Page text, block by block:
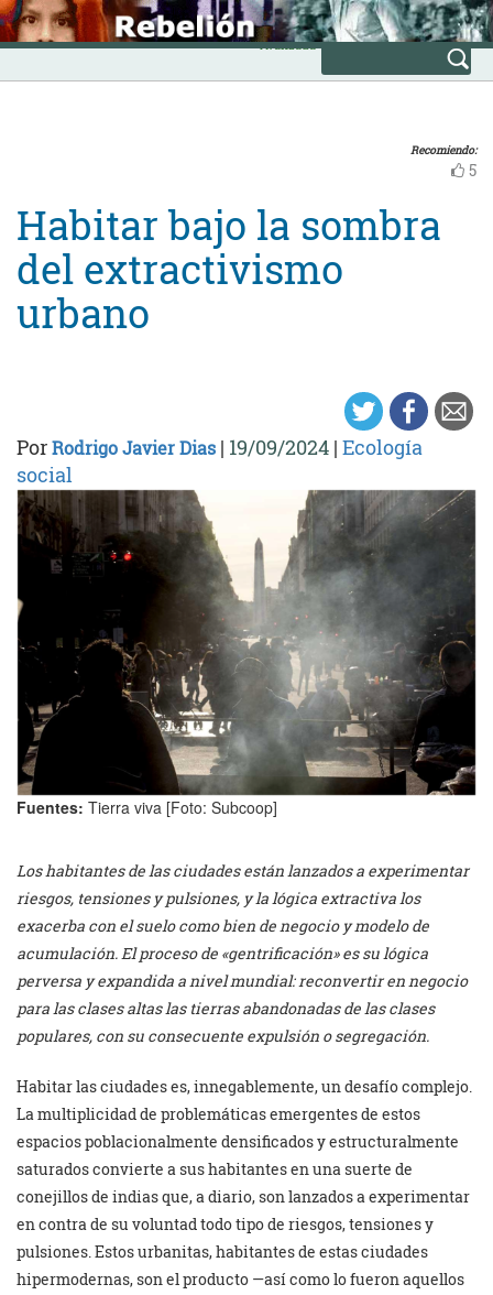
Skip
to
content
INICIO
Avanzada
Recomiendo:
5
Habitar bajo la sombra
del extractivismo
urbano
PorRodrigo Javier Dias | 19/09/2024 | Ecología
social
Fuentes: Tierra viva [Foto: Subcoop]
Los habitantes de las ciudades están lanzados a experimentar
riesgos, tensiones y pulsiones, y la lógica extractiva los
exacerba con el suelo como bien de negocio y modelo de
acumulación. El proceso de «gentrificación» es su lógica
perversa y expandida a nivel mundial: reconvertir en negocio
para las clases altas las tierras abandonadas de las clases
populares, con su consecuente expulsión o segregación.
Habitar las ciudades es, innegablemente, un desafío complejo.
La multiplicidad de problemáticas emergentes de estos
espacios poblacionalmente densificados y estructuralmente
saturados convierte a sus habitantes en una suerte de
conejillos de indias que, a diario, son lanzados a experimentar
en contra de su voluntad todo tipo de riesgos, tensiones y
pulsiones. Estos urbanitas, habitantes de estas ciudades
hipermodernas, son el producto —así como lo fueron aquellos